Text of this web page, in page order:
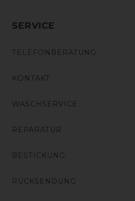
SERVICE
TELEFONBERATUNG
KONTAKT
WASCHSERVICE
REPARATUR
BESTICKUNG
RÜCKSENDUNG